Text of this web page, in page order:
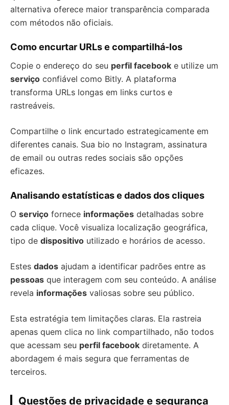
alternativa oferece maior transparência comparada
com métodos não oficiais.
Como encurtar URLs e compartilhá-los
Copie o endereço do seu perfil facebook e utilize um
serviço confiável como Bitly. A plataforma
transforma URLs longas em links curtos e
rastreáveis.
Compartilhe o link encurtado estrategicamente em
diferentes canais. Sua bio no Instagram, assinatura
de email ou outras redes sociais são opções
eficazes.
Analisando estatísticas e dados dos cliques
O serviço fornece informações detalhadas sobre
cada clique. Você visualiza localização geográfica,
tipo de dispositivo utilizado e horários de acesso.
Estes dados ajudam a identificar padrões entre as
pessoas que interagem com seu conteúdo. A análise
revela informações valiosas sobre seu público.
Esta estratégia tem limitações claras. Ela rastreia
apenas quem clica no link compartilhado, não todos
que acessam seu perfil facebook diretamente. A
abordagem é mais segura que ferramentas de
terceiros.
Questões de privacidade e segurança